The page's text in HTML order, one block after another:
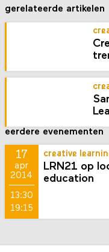
gerelateerde artikelen
eerdere evenementen
17
apr
2014
13:30
19:15
creative
LRN21 op
education